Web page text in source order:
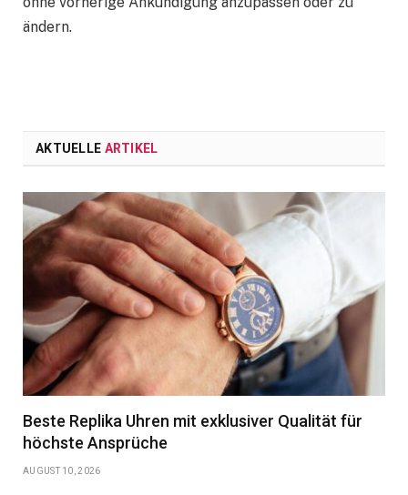
ändern.
AKTUELLE ARTIKEL
Beste Replika Uhren mit exklusiver Qualität für
höchste Ansprüche
AUGUST 10, 2026